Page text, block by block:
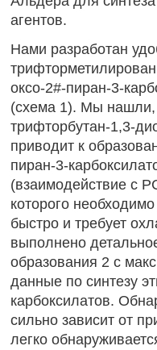
агентов.
Нами разработан
оксо-2#-пиран-3-
(схема 1). Мы нашли,
трифторбутан-1,3-
приводит к
пиран-3-
(взаимодействие с
которого
быстро и требует
выполнено
образования 2 с
данные по синтезу
карбоксилатов.
сильно зависит от
легко